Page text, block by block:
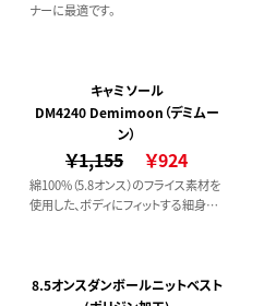
ナーに最適です。
キャミソール
DM4240 Demimoon（デミムー
ン）
￥1,155 ￥924
綿100%（5.8オンス）のフライス素材を
使用した、ボディにフィットする細身シ
8.5オンスダンボールニットベスト